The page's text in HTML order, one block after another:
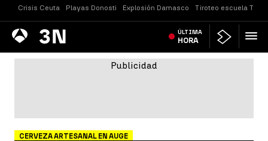
Crisis Ceuta Playas Donosti Explosión Damasco Tiroteo escuela
Antena
3 Noticias ÚLTIMA
HORA
CERVEZA ARTESANAL EN AUGE